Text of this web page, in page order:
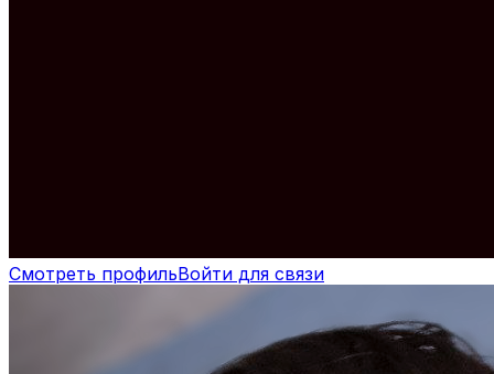
Смотреть профильВойти для связи